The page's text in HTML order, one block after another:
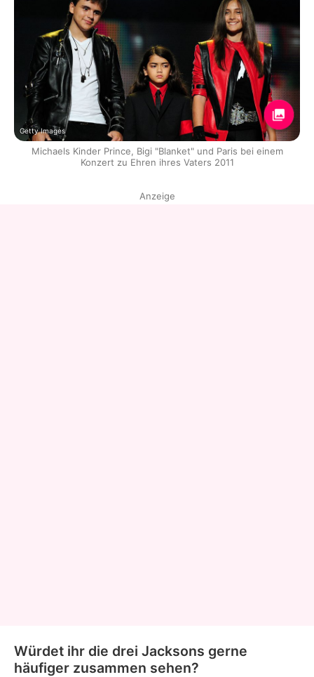
Getty Images
Michaels Kinder Prince, Bigi "Blanket" und Paris bei einem
Konzert zu Ehren ihres Vaters 2011
Anzeige
Würdet ihr die drei Jacksons gerne
häufiger zusammen sehen?